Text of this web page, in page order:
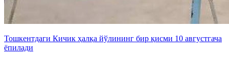
Тошкентдаги Кичик ҳалқа йўлининг бир қисми 10 августгача
ёпилади